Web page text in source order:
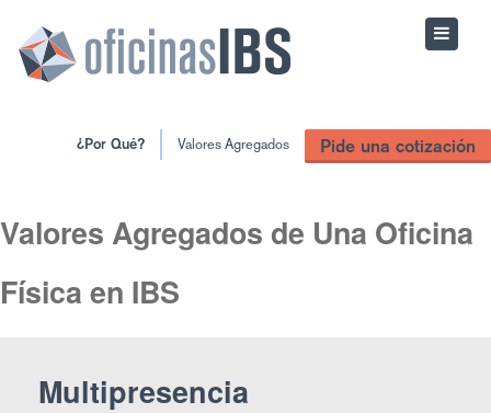
¿Por Qué? Valores Agregados Pide una cotización
Valores Agregados de Una Oficina
Física en IBS
Multipresencia